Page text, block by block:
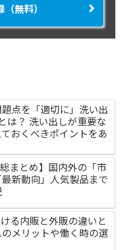
無料）
点を「適切に」洗い出
は？ 洗い出しが重要な
おくべきポイントをあ
総まとめ】国内外の「市
新動向」人気製品まで
る内販と外販の違いと
メリットや働く時の選